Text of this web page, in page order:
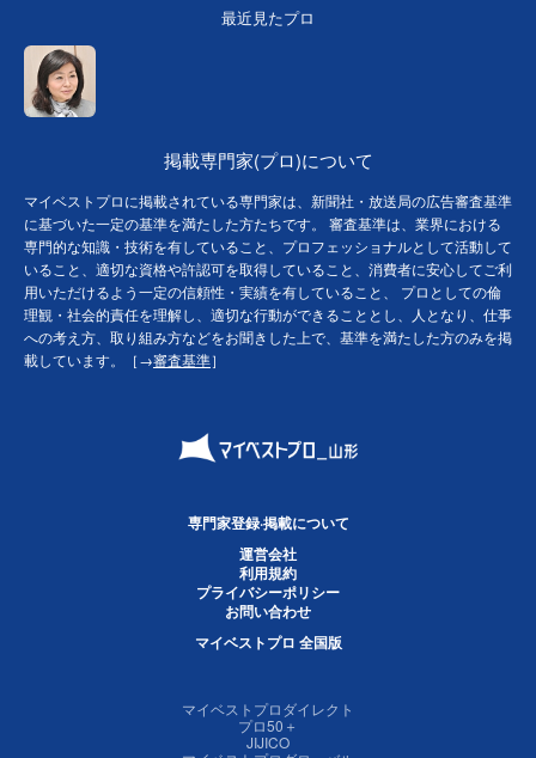
最近見たプロ
掲載専門家(プロ)について
マイベストプロに掲載されている専門家は、新聞社・放送局の広告審査基準
に基づいた一定の基準を満たした方たちです。 審査基準は、業界における
専門的な知識・技術を有していること、プロフェッショナルとして活動して
いること、適切な資格や許認可を取得していること、消費者に安心してご利
用いただけるよう一定の信頼性・実績を有していること、 プロとしての倫
理観・社会的責任を理解し、適切な行動ができることとし、人となり、仕事
への考え方、取り組み方などをお聞きした上で、基準を満たした方のみを掲
載しています。［→審査基準］
専門家登録·掲載について
運営会社
利用規約
プライバシーポリシー
お問い合わせ
マイベストプロ 全国版
マイベストプロダイレクト
プロ50＋
JIJICO